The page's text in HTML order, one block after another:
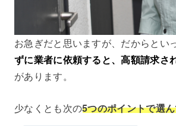
お急ぎだと思いますが、だからとい
ずに業者に依頼すると、高額請求さ
があります。
少なくとも次の5つのポイントで選